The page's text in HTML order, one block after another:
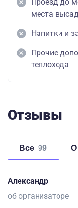
Проезд до
места
Напитки и
Прочие
теплохода
Отзывы
Все 99
Александр
об организаторе